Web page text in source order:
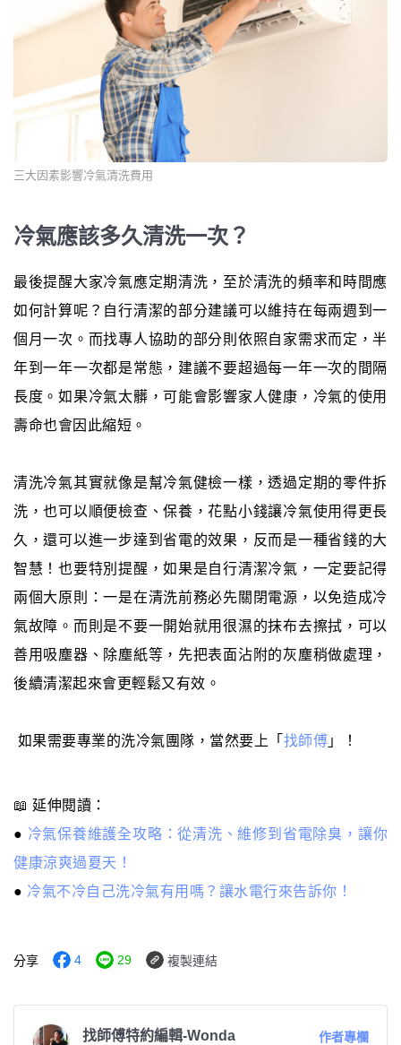
三大因素影響冷氣清洗費用
冷氣應該多久清洗一次？
最後提醒大家冷氣應定期清洗，至於清洗的頻率和時間應
如何計算呢？自行清潔的部分建議可以維持在每兩週到一
個月一次。而找專人協助的部分則依照自家需求而定，半
年到一年一次都是常態，建議不要超過每一年一次的間隔
長度。如果冷氣太髒，可能會影響家人健康，冷氣的使用
壽命也會因此縮短。
清洗冷氣其實就像是幫冷氣健檢一樣，透過定期的零件拆
洗，也可以順便檢查、保養，花點小錢讓冷氣使用得更長
久，還可以進一步達到省電的效果，反而是一種省錢的大
智慧！也要特別提醒，如果是自行清潔冷氣，一定要記得
兩個大原則：一是在清洗前務必先關閉電源，以免造成冷
氣故障。而則是不要一開始就用很濕的抹布去擦拭，可以
善用吸塵器、除塵紙等，先把表面沾附的灰塵稍做處理，
後續清潔起來會更輕鬆又有效。
如果需要專業的洗冷氣團隊，當然要上「 找師傅 」！
📖 延伸閱讀：
● 冷氣保養維護全攻略：從清洗、維修到省電除臭，讓你
健康涼爽過夏天！
● ​​​​​ 冷氣不冷自己洗冷氣有用嗎？讓水電行來告訴你！
分享 4 29 複製連結
找師傅特約編輯-Wonda
作者專欄